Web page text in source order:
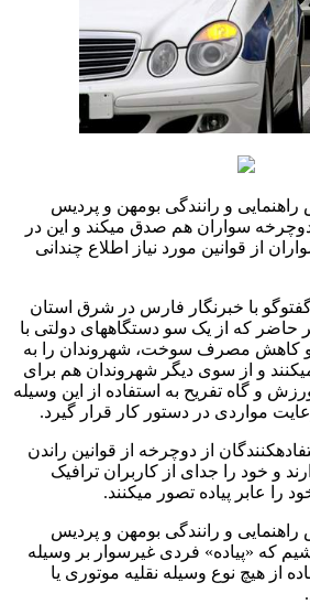
و رانندگی بومهن و پردیس
‏‏سواران هم صدق می‏کند و این در
از قوانین مورد نیاز اطلاع چندانی
با خبرنگار فارس در شرق استان
حاضر که از یک سو دستگاه‏های دولتی با
کاهش مصرف سوخت، شهروندان را به
و از سوی دیگر شهروندان هم برای
و گاه تفریح به استفاده از این وسیله
مواردی در دستور کار قرار گیرد.
از دوچرخه از قوانین راندن
و خود را جدای از کاربران ترافیک
را عابر پیاده تصور می‏کنند.
و رانندگی بومهن و پردیس
که «پیاده» فردی غیرسوار بر وسیله
از هیچ نوع وسیله نقلیه موتوری یا